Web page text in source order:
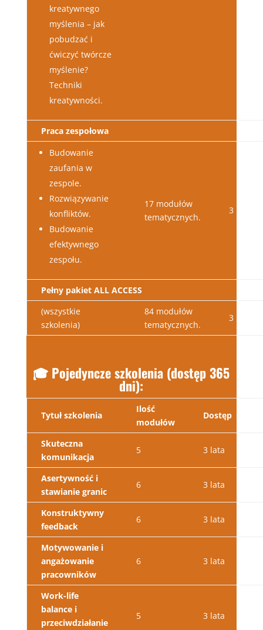
kreatywnego
myślenia – jak
pobudzać i
ćwiczyć twórcze
myślenie?
Techniki
kreatywności.
Praca zespołowa
Budowanie
zaufania w
zespole.
Rozwiązywanie
konfliktów.
Budowanie
efektywnego
zespołu.
17 modułów
tematycznych.
3 lata
Pełny pakiet ALL ACCESS
(wszystkie
szkolenia)
84 modułów
tematycznych.
3 lata
🎓 Pojedyncze szkolenia (dostęp 365
dni):
Tytuł szkolenia
Ilość
modułów
Dostęp
Skuteczna
komunikacja
5 3 lata
Asertywność i
stawianie granic
6 3 lata
Konstruktywny
feedback
6 3 lata
Motywowanie i
angażowanie
pracowników
6 3 lata
Work-life
balance i
przeciwdziałanie
5 3 lata